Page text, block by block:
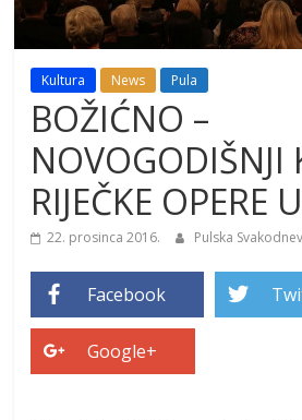
Kultura News Pula
BOŽIĆNO –
NOVOGODIŠNJI
RIJEČKE OPERE
22. prosinca 2016. Pulska
Facebook
Google+